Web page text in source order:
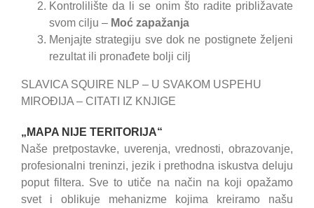
Kontrolilište da li se onim što radite približavate
svom cilju – Moć zapažanja
Menjajte strategiju sve dok ne postignete željeni
rezultat ili pronađete bolji cilj
SLAVICA SQUIRE NLP – U SVAKOM USPEHU
MIROĐIJA – CITATI IZ KNJIGE
„MAPA NIJE TERITORIJA“
Naše pretpostavke, uverenja, vrednosti, obrazovanje,
profesionalni treninzi, jezik i prethodna iskustva deluju
poput filtera. Sve to utiče na način na koji opažamo
svet i oblikuje mehanizme kojima kreiramo našu